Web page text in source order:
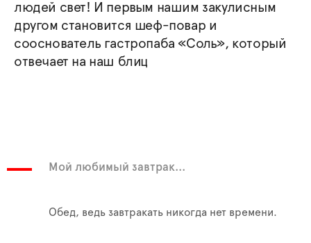
людей свет! И первым нашим закулисным
другом становится шеф-повар и
сооснователь гастропаба «Соль», который
отвечает на наш блиц
Мой любимый завтрак...
Обед, ведь завтракать никогда нет времени.